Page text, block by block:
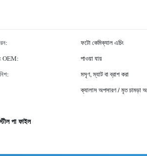
ফটো কেমিক্যাল এচিং
OEM:
পাওয়া যায়
মসৃণ, ম্যাট বা ব্রাশ করা
ক্যালাস অপসারণ / মৃত চামড়া
পা ফাইল